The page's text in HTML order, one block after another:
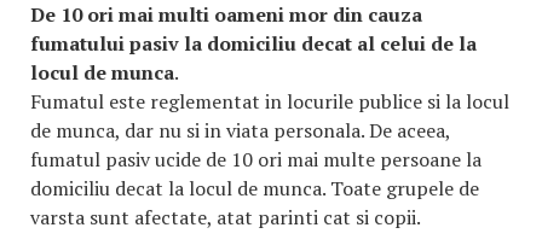
De 10 ori mai multi oameni mor din cauza
fumatului pasiv la domiciliu decat al celui de la
locul de munca.
Fumatul este reglementat in locurile publice si la locul
de munca, dar nu si in viata personala. De aceea,
fumatul pasiv ucide de 10 ori mai multe persoane la
domiciliu decat la locul de munca. Toate grupele de
varsta sunt afectate, atat parinti cat si copii.